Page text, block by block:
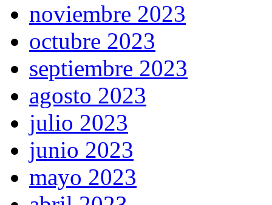
noviembre 2023
octubre 2023
septiembre 2023
agosto 2023
julio 2023
junio 2023
mayo 2023